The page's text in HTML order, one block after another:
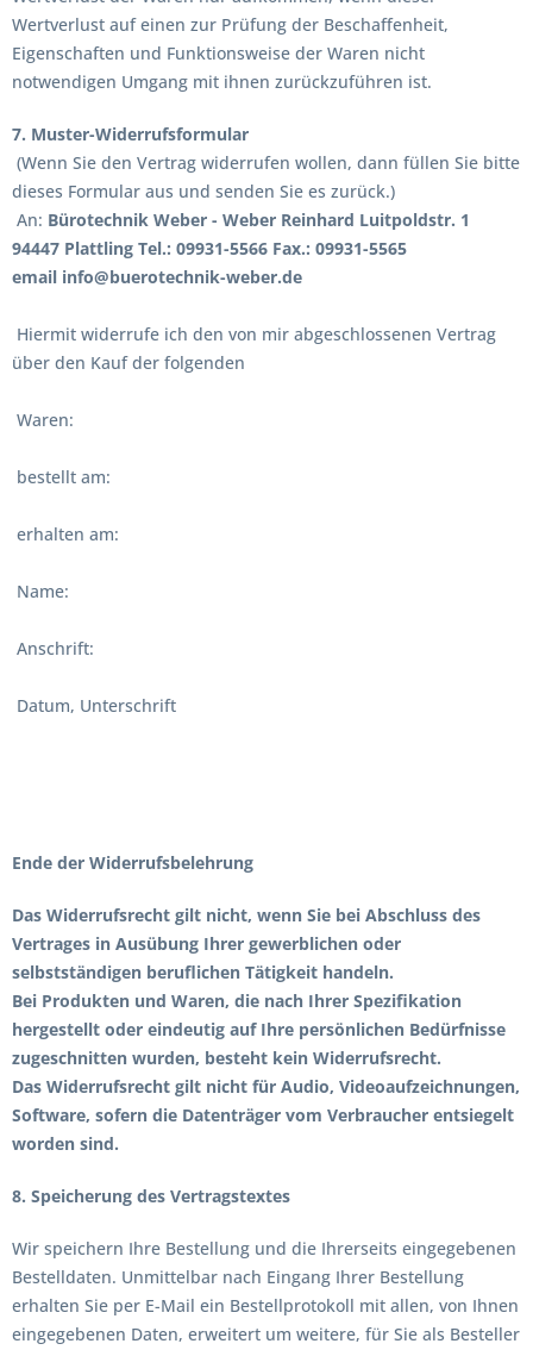
Wertverlust auf einen zur Prüfung der Beschaffenheit,
Eigenschaften und Funktionsweise der Waren nicht
notwendigen Umgang mit ihnen zurückzuführen ist.
7. Muster-Widerrufsformular
(Wenn Sie den Vertrag widerrufen wollen, dann füllen Sie bitte
dieses Formular aus und senden Sie es zurück.)
An: Bürotechnik Weber - Weber Reinhard Luitpoldstr. 1
94447 Plattling Tel.: 09931-5566 Fax.: 09931-5565
email info@buerotechnik-weber.de
Hiermit widerrufe ich den von mir abgeschlossenen Vertrag
über den Kauf der folgenden
Waren:
bestellt am:
erhalten am:
Name:
Anschrift:
Datum, Unterschrift
Ende der Widerrufsbelehrung
Das Widerrufsrecht gilt nicht, wenn Sie bei Abschluss des
Vertrages in Ausübung Ihrer gewerblichen oder
selbstständigen beruflichen Tätigkeit handeln.
Bei Produkten und Waren, die nach Ihrer Spezifikation
hergestellt oder eindeutig auf Ihre persönlichen Bedürfnisse
zugeschnitten wurden, besteht kein Widerrufsrecht.
Das Widerrufsrecht gilt nicht für Audio, Videoaufzeichnungen,
Software, sofern die Datenträger vom Verbraucher entsiegelt
worden sind.
8. Speicherung des Vertragstextes
Wir speichern Ihre Bestellung und die Ihrerseits eingegebenen
Bestelldaten. Unmittelbar nach Eingang Ihrer Bestellung
erhalten Sie per E-Mail ein Bestellprotokoll mit allen, von Ihnen
eingegebenen Daten, erweitert um weitere, für Sie als Besteller